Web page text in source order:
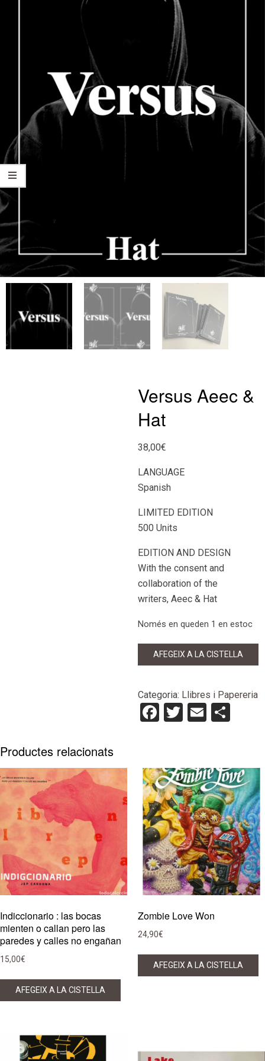
Versus Aeec &
Hat
38,00€
LANGUAGE
Spanish
LIMITED EDITION
500 Units
EDITION AND DESIGN
With the consent and
collaboration of the
writers, Aeec & Hat
Només en queden 1 en estoc
quantitat
&
Hat
AFEGEIX A LA CISTELLA
Categoria: Llibres i Papereria
Facebook
Twitter
Email
Productes relacionats
Indiccionario : las bocas
mienten o callan pero las
paredes y calles no engañan
15,00€
AFEGEIX A LA CISTELLA
Zombie Love Won
24,90€
AFEGEIX A LA CISTELLA